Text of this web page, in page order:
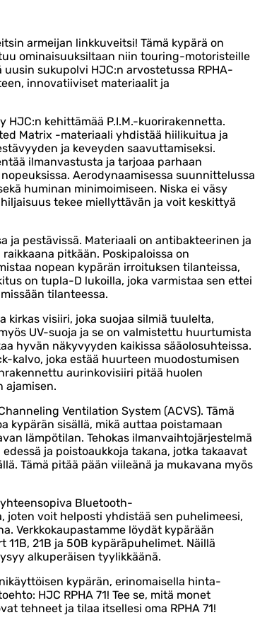
armeijan linkkuveitsi! Tämä kypärä on
ominaisuuksiltaan niin touring-motoristeille
sukupolvi HJC:n arvostetussa RPHA-
innovatiiviset materiaalit ja
HJC:n kehittämää P.I.M.-kuorirakennetta.
Matrix -materiaali yhdistää hiilikuitua ja
ja keveyden saavuttamiseksi.
ilmanvastusta ja tarjoaa parhaan
Aerodynaamisessa suunnittelussa
huminan minimoimiseen. Niska ei väsy
tekee miellyttävän ja voit keskittyä
ja pestävissä. Materiaali on antibakteerinen ja
pitkään. Poskipaloissa on
nopean kypärän irroituksen tilanteissa,
on tupla-D lukoilla, joka varmistaa sen ettei
tilanteessa.
kirkas visiiri, joka suojaa silmiä tuulelta,
UV-suoja ja se on valmistettu huurtumista
hyvän näkyvyyden kaikissa sääolosuhteissa.
kalvo, joka estää huurteen muodostumisen
aurinkovisiiri pitää huolen
ajamisen.
Ventilation System (ACVS). Tämä
kypärän sisällä, mikä auttaa poistamaan
lämpötilan. Tehokas ilmanvaihtojärjestelmä
ja poistoaukkoja takana, jotka takaavat
Tämä pitää pään viileänä ja mukavana myös
Bluetooth-
joten voit helposti yhdistää sen puhelimeesi,
Verkkokaupastamme löydät kypärään
21B ja 50B kypäräpuhelimet. Näillä
alkuperäisen tyylikkäänä.
kypärän, erinomaisella hinta-
HJC RPHA 71! Tee se, mitä monet
tehneet ja tilaa itsellesi oma RPHA 71!